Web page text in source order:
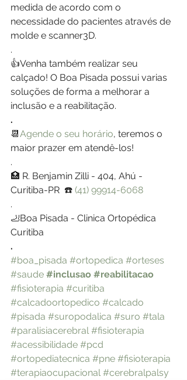
medida de acordo com o
necessidade do pacientes através de
molde e scanner3D.
.
👍Venha também realizar seu
calçado! O Boa Pisada possui varias
soluções de forma a melhorar a
inclusão e a reabilitação.
.
📆Agende o seu horário, teremos o
maior prazer em atendê-los!
.
🏥 R. Benjamin Zilli - 404, Ahú -
Curitiba-PR  ☎️ (41) 99914-6068
.
🦶Boa Pisada - Clinica Ortopédica
Curitiba
.
#boa_pisada #ortopedica #orteses
#saude #inclusao #reabilitacao
#fisioterapia #curitiba
#calcadoortopedico #calcado
#pisada #suropodalica #suro #tala
#paralisiacerebral #fisioterapia
#acessibilidade #pcd
#ortopediatecnica #pne #fisioterapia
#terapiaocupacional #cerebralpalsy